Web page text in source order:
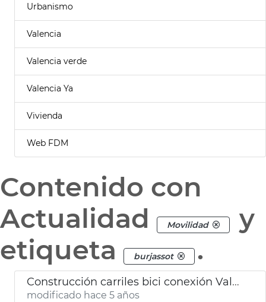
Urbanismo
Valencia
Valencia verde
Valencia Ya
Vivienda
Web FDM
Contenido con
Actualidad
Movilidad
y
etiqueta
burjassot .
Construcción carriles bici conexión València con Burjassot
modificado hace 5 años